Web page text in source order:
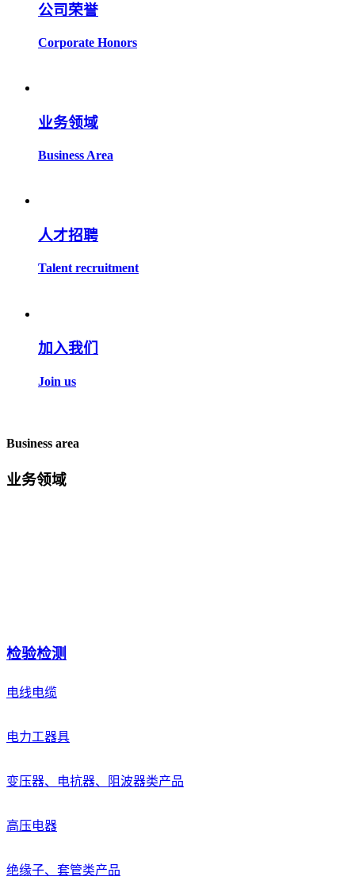
公司荣誉
Corporate Honors
业务领域
Business Area
人才招聘
Talent recruitment
加入我们
Join us
Business area
业务领域
检验检测
电线电缆
电力工器具
变压器、电抗器、阻波器类产品
高压电器
绝缘子、套管类产品